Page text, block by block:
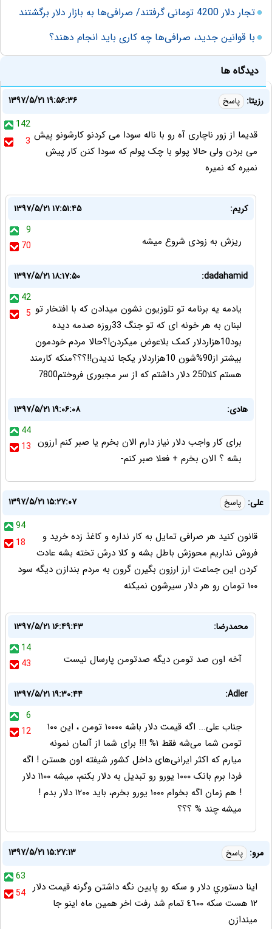
تجار دلار 4200 تومانی گرفتند/ صرافی‌ها به بازار دلار برگشتند
با قوانین جدید، صرافی‌ها چه کاری باید انجام دهند؟
دیدگاه ها
رزیتا: پاسخ
۱۳۹۷/۵/۲۱ ۱۹:۵۶:۳۶
142
3 ﻗﺪیما ﺍﺯ ﺯﻭﺭ ﻧﺎﭼﺎﺭﯼ ﺁﻩ ﺭو ﺑﺎ ﻧﺎﻟﻪ ﺳﻮﺩﺍ ﻣﯽ ﮐﺮﺩنو ﮐﺎﺭشونو ﭘﻴﺶ
ﻣﯽ ﺑﺮﺩن ﻭﻟﯽ ﺣﺎﻻ‌ ﭘﻮلو ﺑﺎ ﭼﮏ ﭘﻮلم ﮐﻪ ﺳﻮﺩﺍ کنن ﮐﺎﺭ ﭘﻴﺶ
نمیره ﮐﻪ نمیره
کریم:
۱۳۹۷/۵/۲۱ ۱۷:۵۱:۴۵
9
70
ریزش به زودی شروع میشه
dadahamid:
۱۳۹۷/۵/۲۱ ۱۸:۱۷:۵۰
42
5 یادمه یه برنامه تو تلوزیون نشون میدادن که با افتخار تو
لبنان به هر خونه ای که تو جنگ 33روزه صدمه دیده
بود10هزاردلار کمک بلاعوض میکردن!؟حالا مردم خودمون
بیشتر از90%شون 10هزاردلار یکجا ندیدن!!؟؟؟منکه کارمند
هستم کلا250 دلار داشتم که از سر مجبوری فروختم7800
هادی:
۱۳۹۷/۵/۲۱ ۱۹:۰۶:۰۸
44
13 برای کار واجب دلار نیاز دارم الان بخرم یا صبر کنم ارزون
بشه ؟ الان بخرم + فعلا صبر کنم-
علی: پاسخ
۱۳۹۷/۵/۲۱ ۱۵:۲۷:۰۷
94
18
قانون کنید هر صرافی تمایل به کار نداره و کاغذ زده خرید و
فروش نداریم محوزش باطل بشه و کلا درش تخته بشه عادت
کردن این جماعت ارز ارزون بگیرن گرون به مردم بندازن دیگه سود
۱۰۰ تومان رو هر دلار سیرشون نمیکنه
محمدرضا:
۱۳۹۷/۵/۲۱ ۱۶:۴۹:۴۳
14
43
آخه اون صد تومن دیگه صدتومن پارسال نیست
Adler:
۱۳۹۷/۵/۲۱ ۱۹:۳۰:۴۴
6
12
جناب علی‌... اگه قیمت دلار باشه ۱۰۰۰۰ تومن ، این ۱۰۰
تومن شما می‌شه فقط ۱% !!! برای شما از آلمان نمونه
میارم که اکثر ایرانی‌‌های داخل کشور شیفته اون هستن ! اگه
فردا برم بانک ۱۰۰۰ یورو رو تبدیل به دلار بکنم، میشه ۱۱۰۰ دلار
! هم زمان اگه بخوام ۱۰۰۰ یورو بخرم، باید ۱۲۰۰ دلار بدم !
میشه چند % ؟؟؟
مرو: پاسخ
۱۳۹۷/۵/۲۱ ۱۵:۲۷:۱۳
63
54 اينا دستوري دلار و سكه رو پايين نگه داشتن وگرنه قيمت دلار
١٢ هست سكه ٤٦٠٠ تمام شد رفت اخر همين ماه اينو جا
ميندازن